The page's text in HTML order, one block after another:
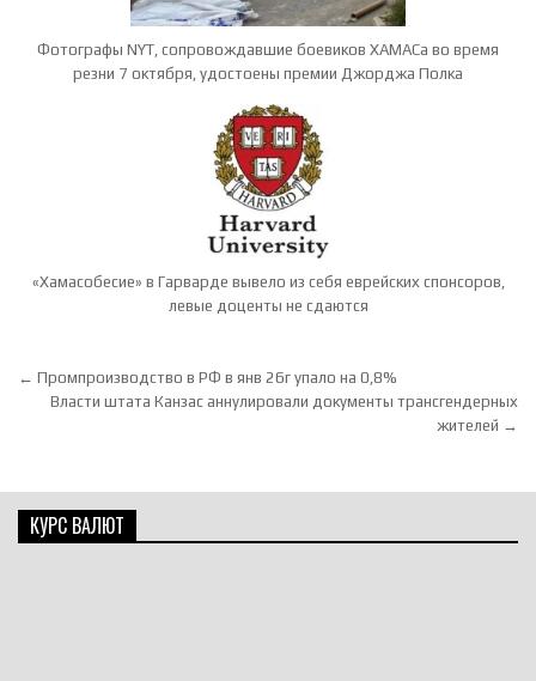
Фотографы NYT, сопровождавшие боевиков ХАМАСа во время
резни 7 октября, удостоены премии Джорджа Полка
«Хамасобесие» в Гарварде вывело из себя еврейских спонсоров,
левые доценты не сдаются
Навигация по записям
← Промпроизводство в РФ в янв 26г упало на 0,8%
Власти штата Канзас аннулировали документы трансгендерных
жителей →
КУРС ВАЛЮТ